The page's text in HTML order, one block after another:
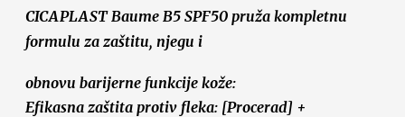
CICAPLAST Baume B5 SPF50 pruža kompletnu
formulu za zaštitu, njegu i
obnovu barijerne funkcije kože:
Efikasna zaštita protiv fleka: [Procerad] +